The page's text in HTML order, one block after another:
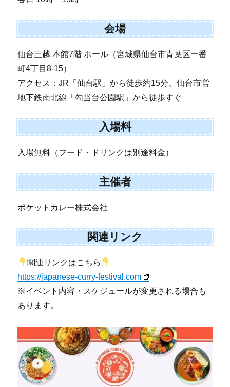
会場
仙台三越 本館7階 ホール（宮城県仙台市青葉区一番
町4丁目8-15）
アクセス：JR「仙台駅」から徒歩約15分、仙台市営
地下鉄南北線「勾当台公園駅」から徒歩すぐ
入場料
入場無料（フード・ドリンクは別途料金）
主催者
ポケットカレー株式会社
関連リンク
関連リンクはこちら
https://japanese-curry-festival.com
※イベント内容・スケジュールが変更される場合も
あります。